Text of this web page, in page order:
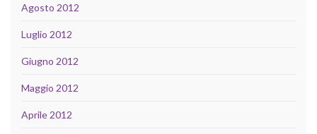
Agosto 2012
Luglio 2012
Giugno 2012
Maggio 2012
Aprile 2012